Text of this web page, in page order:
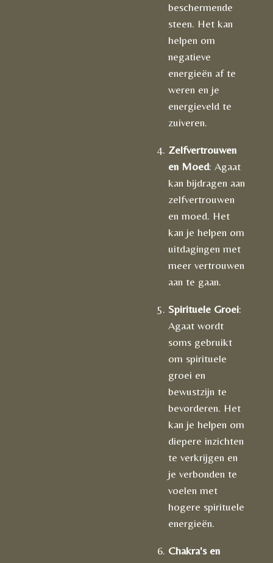
beschermende
steen. Het kan
helpen om
negatieve
energieën af te
weren en je
energieveld te
zuiveren.
Zelfvertrouwen
en Moed: Agaat
kan bijdragen aan
zelfvertrouwen
en moed. Het
kan je helpen om
uitdagingen met
meer vertrouwen
aan te gaan.
Spirituele Groei:
Agaat wordt
soms gebruikt
om spirituele
groei en
bewustzijn te
bevorderen. Het
kan je helpen om
diepere inzichten
te verkrijgen en
je verbonden te
voelen met
hogere spirituele
energieën.
Chakra's en